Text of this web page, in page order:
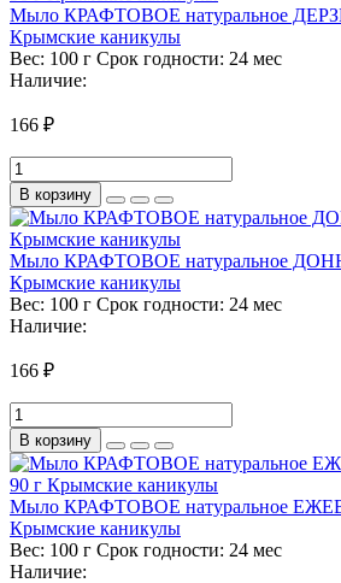
Мыло КРАФТОВОЕ натуральное
Крымские каникулы
Вес: 100 г Срок годности: 24 мес
Наличие:
166 ₽
В корзину
Мыло КРАФТОВОЕ натуральное
Крымские каникулы
Вес: 100 г Срок годности: 24 мес
Наличие:
166 ₽
В корзину
Мыло КРАФТОВОЕ натуральное
Крымские каникулы
Вес: 100 г Срок годности: 24 мес
Наличие: